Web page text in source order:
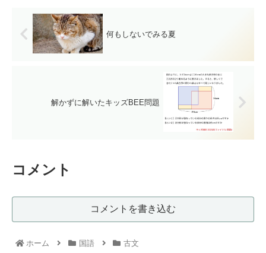
何もしないでみる夏
解かずに解いたキッズBEE問題
コメント
コメントを書き込む
ホーム 国語 古文